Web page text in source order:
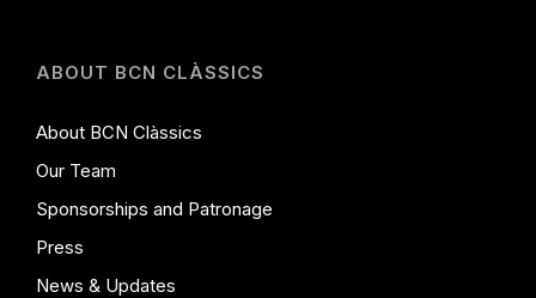
ABOUT BCN CLÀSSICS
About BCN Clàssics
Our Team
Sponsorships and Patronage
Press
News & Updates